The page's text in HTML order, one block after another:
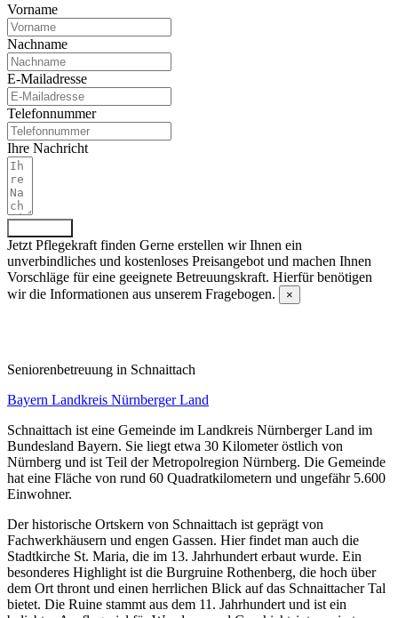
Vorname
Nachname
E-Mailadresse
Telefonnummer
Ihre Nachricht
Jetzt Pflegekraft finden Gerne erstellen wir Ihnen ein
unverbindliches und kostenloses Preisangebot und machen Ihnen
Vorschläge für eine geeignete Betreuungskraft. Hierfür benötigen
wir die Informationen aus unserem Fragebogen.
×
Senioren­betreuung in Schnaittach
Bayern Landkreis Nürnberger Land
Schnaittach ist eine Gemeinde im Landkreis Nürnberger Land im
Bundesland Bayern. Sie liegt etwa 30 Kilometer östlich von
Nürnberg und ist Teil der Metropolregion Nürnberg. Die Gemeinde
hat eine Fläche von rund 60 Quadratkilometern und ungefähr 5.600
Einwohner.
Der historische Ortskern von Schnaittach ist geprägt von
Fachwerkhäusern und engen Gassen. Hier findet man auch die
Stadtkirche St. Maria, die im 13. Jahrhundert erbaut wurde. Ein
besonderes Highlight ist die Burgruine Rothenberg, die hoch über
dem Ort thront und einen herrlichen Blick auf das Schnaittacher Tal
bietet. Die Ruine stammt aus dem 11. Jahrhundert und ist ein